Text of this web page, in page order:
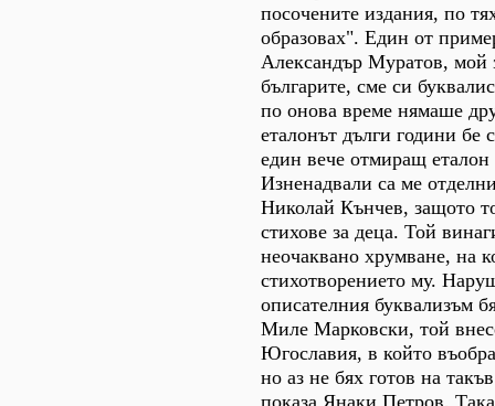
посочените издания, по
образовах". Един от
Александър Муратов, мой
българите, сме си
по онова време нямаше
еталонът дълги години бе
един вече отмиращ
Изненадвали са ме
Николай Кънчев, защото
стихове за деца. Той
неочаквано хрумване, на
стихотворението му.
описателния буквализъм
Миле Марковски, той
Югославия, в който
но аз не бях готов на
показа Янаки Петров.